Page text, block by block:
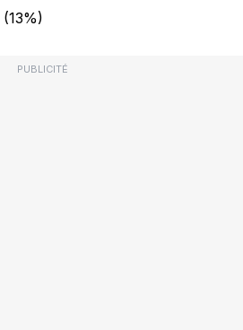
(13%)
PUBLICITÉ